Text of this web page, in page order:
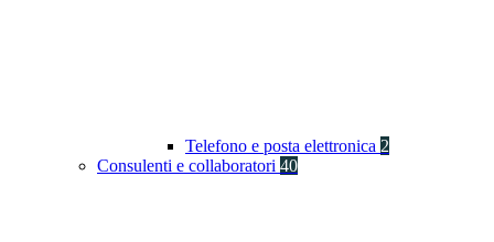
Telefono e posta elettronica 2
Consulenti e collaboratori 40